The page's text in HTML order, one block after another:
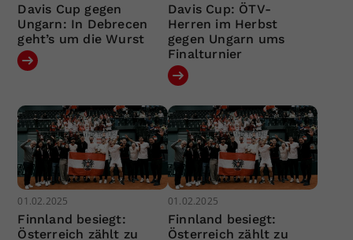
Davis Cup gegen
Ungarn: In Debrecen
geht’s um die Wurst
Davis Cup: ÖTV-
Herren im Herbst
gegen Ungarn ums
Finalturnier
01.02.2025
Finnland besiegt:
Österreich zählt zu
01.02.2025
Finnland besiegt:
Österreich zählt zu